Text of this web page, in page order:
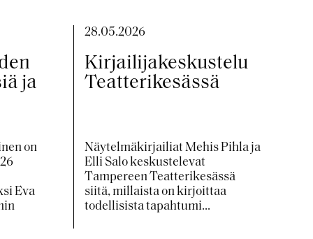
ja
on
Eva
28.05.2026
Kirjailijakeskustelu
Teatterikesässä
Näytelmäkirjailiat Mehis Pihla ja
Elli Salo keskustelevat
Tampereen Teatterikesässä
siitä, millaista on kirjoittaa
todellisista tapahtumi...